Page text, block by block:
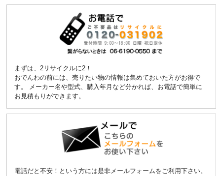
まずは、2リサイクルに2！
おでんわの前には、売りたい物の情報は集めておいた方がお得で
す。
メーカー名や型式、購入年月など分かれば、お電話で簡単に
お見積もりができます。
電話だと不安！ という方には是非メールフォームをご利用下さい。